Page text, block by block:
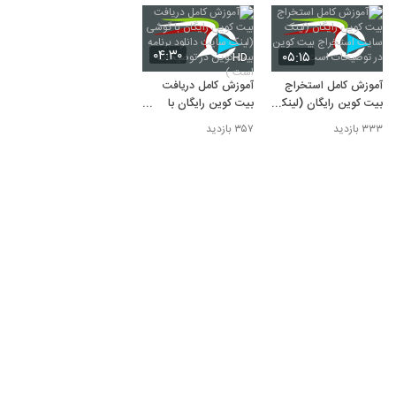
۰۵:۱۵
آموزش کامل استخراج
بیت کوین رایگان (لینک
سایت استخراج بیت
کوین در توضیحات است
۳۳۳ بازدید
۰۴:۳۰ HD
آموزش کامل دریافت
بیت کوین رایگان با
گوشی (لینک سایت
دانلود برنامه بیت کوین
۳۵۷ بازدید